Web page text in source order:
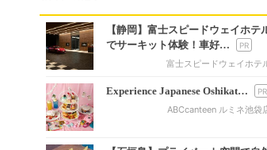
【静岡】富士スピードウェイホテ
でサーキット体験！車好…
富士スピードウェイホテ
Experience Japanese Oshikat…
ABCcanteen ルミネ池袋